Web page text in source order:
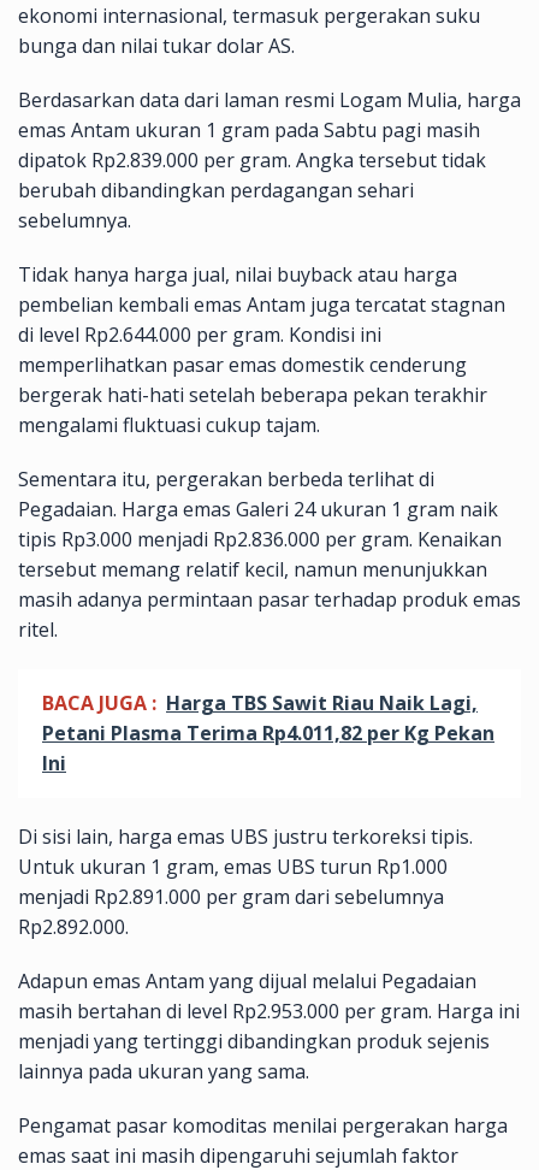
ekonomi internasional, termasuk pergerakan suku
bunga dan nilai tukar dolar AS.
Berdasarkan data dari laman resmi Logam Mulia, harga
emas Antam ukuran 1 gram pada Sabtu pagi masih
dipatok Rp2.839.000 per gram. Angka tersebut tidak
berubah dibandingkan perdagangan sehari
sebelumnya.
Tidak hanya harga jual, nilai buyback atau harga
pembelian kembali emas Antam juga tercatat stagnan
di level Rp2.644.000 per gram. Kondisi ini
memperlihatkan pasar emas domestik cenderung
bergerak hati-hati setelah beberapa pekan terakhir
mengalami fluktuasi cukup tajam.
Sementara itu, pergerakan berbeda terlihat di
Pegadaian. Harga emas Galeri 24 ukuran 1 gram naik
tipis Rp3.000 menjadi Rp2.836.000 per gram. Kenaikan
tersebut memang relatif kecil, namun menunjukkan
masih adanya permintaan pasar terhadap produk emas
ritel.
BACA JUGA : Harga TBS Sawit Riau Naik Lagi,
Petani Plasma Terima Rp4.011,82 per Kg Pekan
Ini
Di sisi lain, harga emas UBS justru terkoreksi tipis.
Untuk ukuran 1 gram, emas UBS turun Rp1.000
menjadi Rp2.891.000 per gram dari sebelumnya
Rp2.892.000.
Adapun emas Antam yang dijual melalui Pegadaian
masih bertahan di level Rp2.953.000 per gram. Harga ini
menjadi yang tertinggi dibandingkan produk sejenis
lainnya pada ukuran yang sama.
Pengamat pasar komoditas menilai pergerakan harga
emas saat ini masih dipengaruhi sejumlah faktor